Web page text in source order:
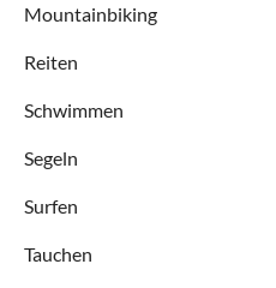
Mountainbiking
Reiten
Schwimmen
Segeln
Surfen
Tauchen